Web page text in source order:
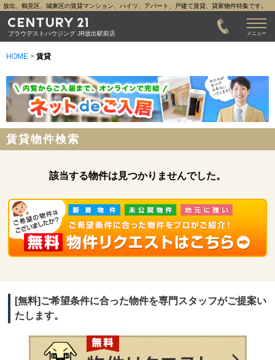
放出、鶴見区、城東区の賃貸マンション、ハイツ、アパート、戸建て賃貸、貸家物件特集です。
プラウデストハウジング JR放出駅前店 メニュー
HOME > 賃貸
賃貸物件検索
該当する物件は見つかりませんでした。
[無料]ご希望条件に合った物件を専門スタッフがご提案い
たします。